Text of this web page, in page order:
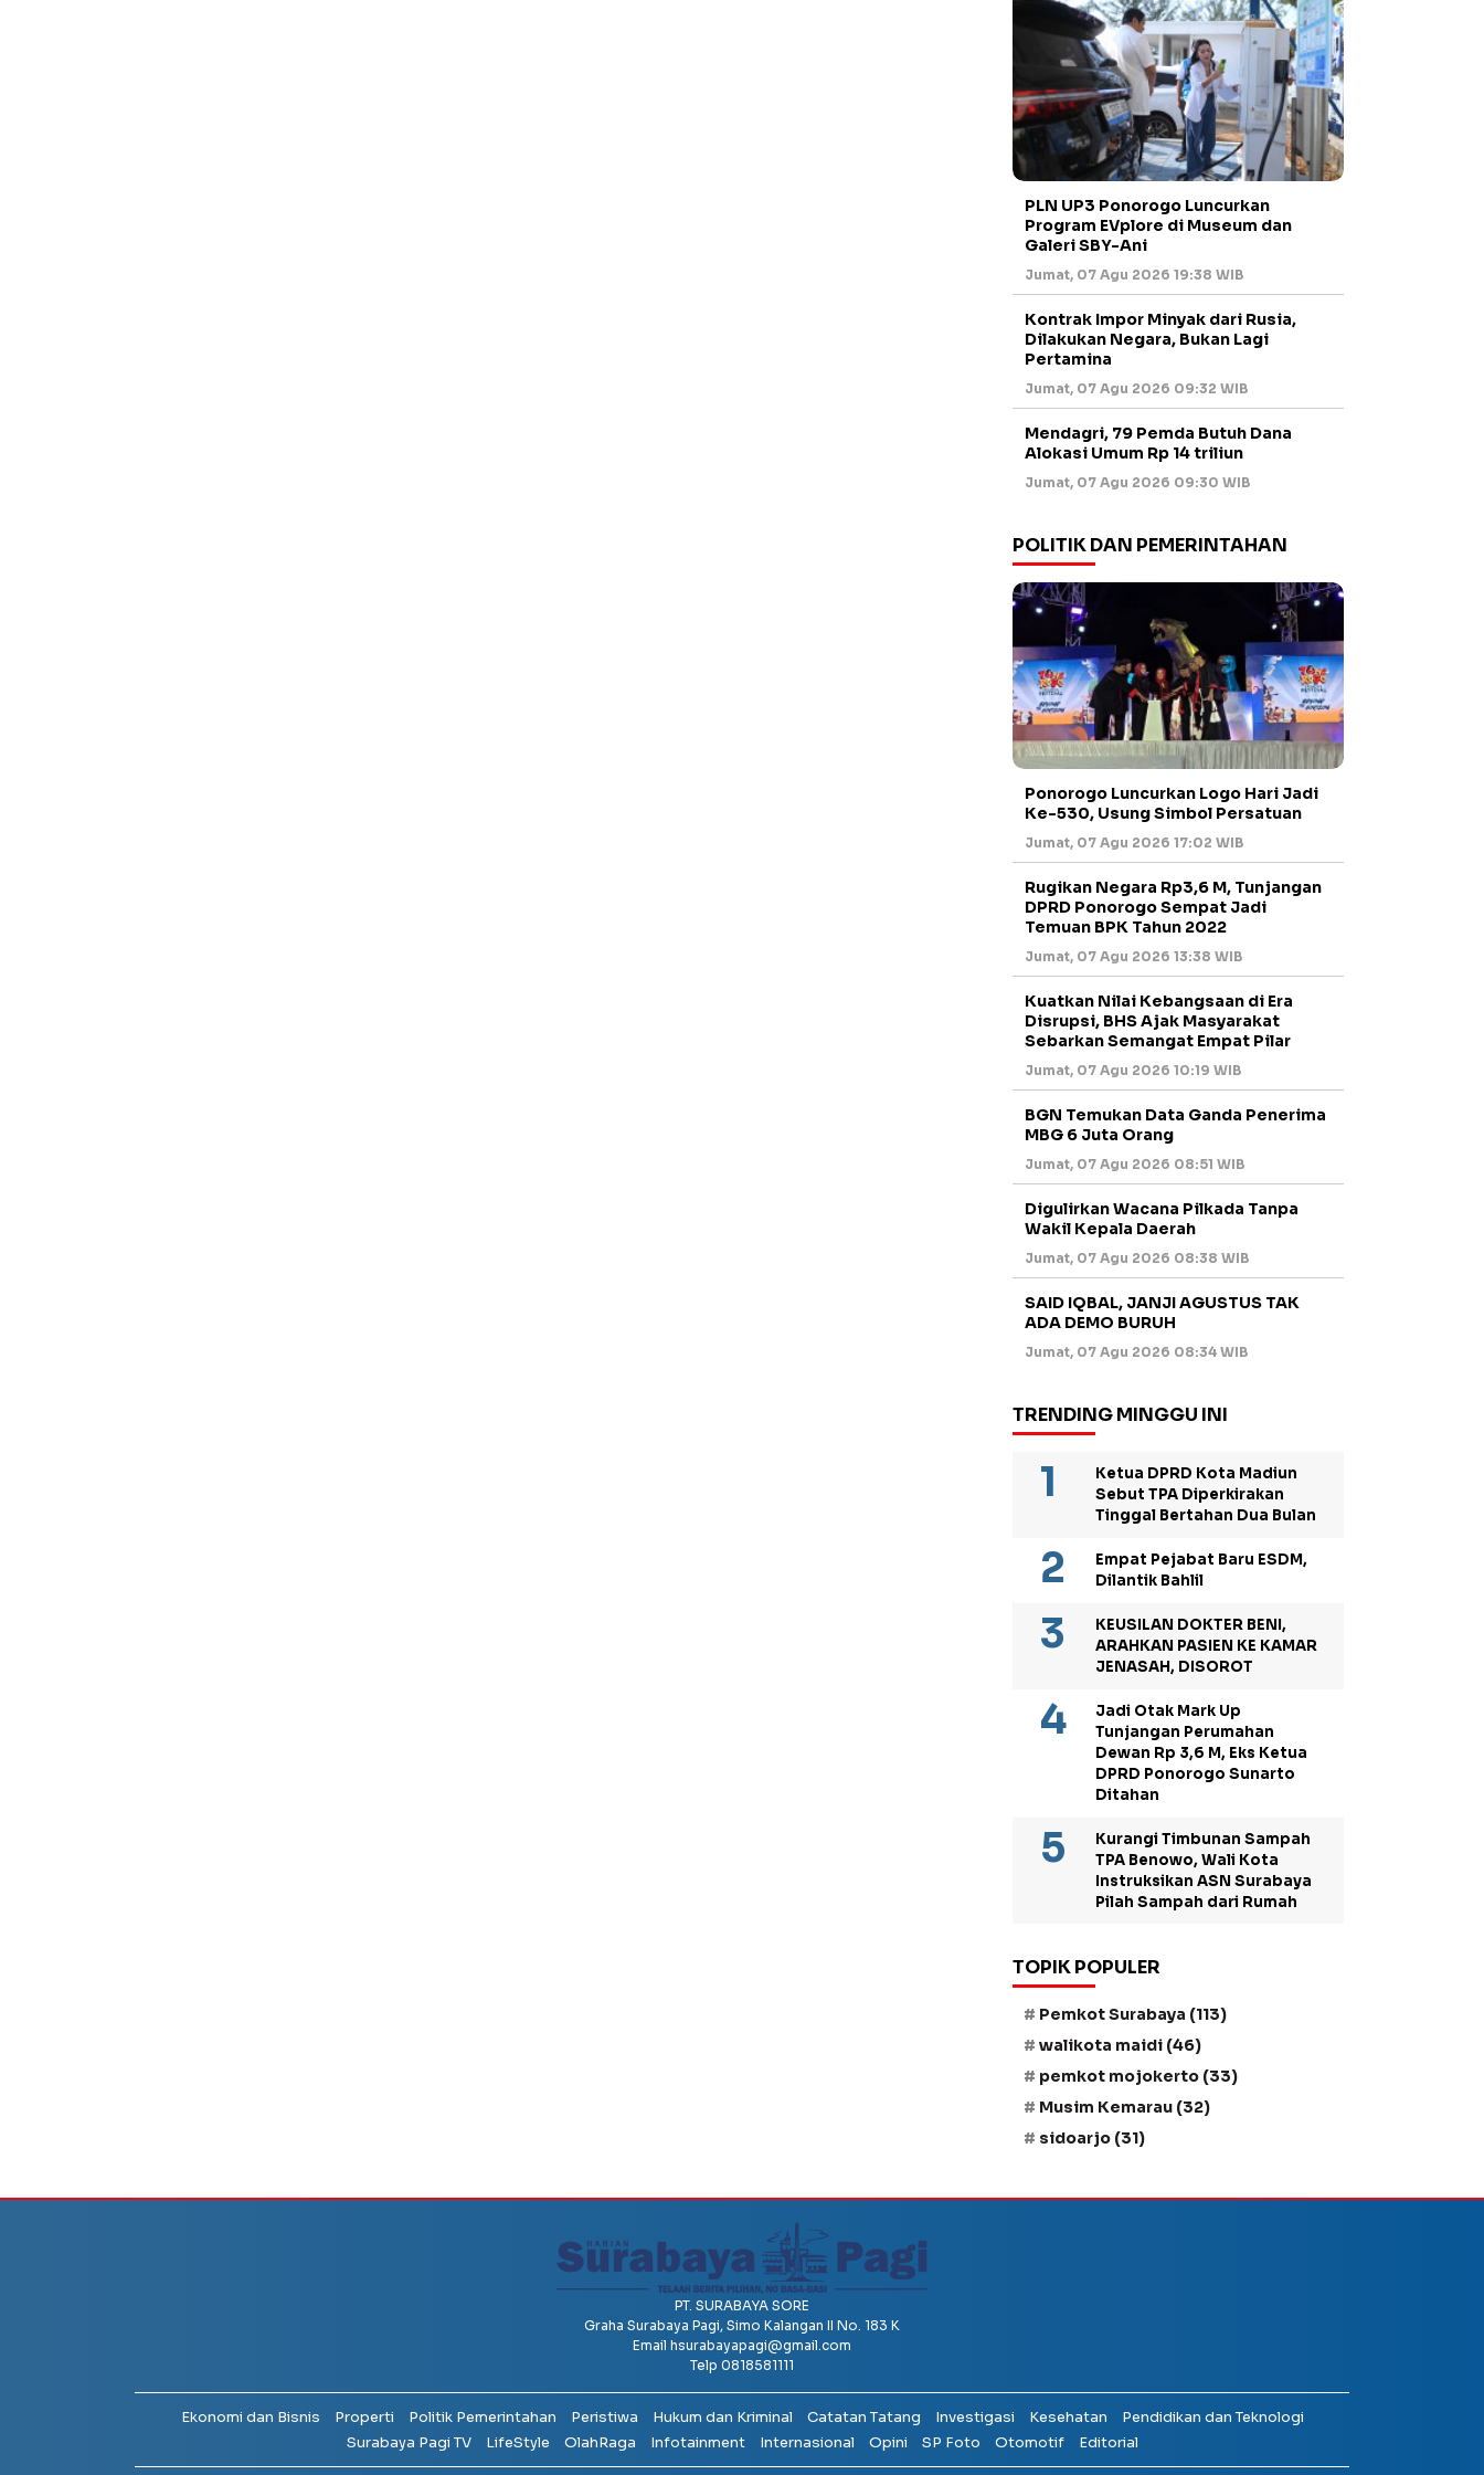
PLN UP3 Ponorogo Luncurkan
Program EVplore di Museum dan
Galeri SBY-Ani
Jumat, 07 Agu 2026 19:38 WIB
Kontrak Impor Minyak dari Rusia,
Dilakukan Negara, Bukan Lagi
Pertamina
Jumat, 07 Agu 2026 09:32 WIB
Mendagri, 79 Pemda Butuh Dana
Alokasi Umum Rp 14 triliun
Jumat, 07 Agu 2026 09:30 WIB
POLITIK DAN PEMERINTAHAN
Ponorogo Luncurkan Logo Hari Jadi
Ke-530, Usung Simbol Persatuan
Jumat, 07 Agu 2026 17:02 WIB
Rugikan Negara Rp3,6 M, Tunjangan
DPRD Ponorogo Sempat Jadi
Temuan BPK Tahun 2022
Jumat, 07 Agu 2026 13:38 WIB
Kuatkan Nilai Kebangsaan di Era
Disrupsi, BHS Ajak Masyarakat
Sebarkan Semangat Empat Pilar
Jumat, 07 Agu 2026 10:19 WIB
BGN Temukan Data Ganda Penerima
MBG 6 Juta Orang
Jumat, 07 Agu 2026 08:51 WIB
Digulirkan Wacana Pilkada Tanpa
Wakil Kepala Daerah
Jumat, 07 Agu 2026 08:38 WIB
SAID IQBAL, JANJI AGUSTUS TAK
ADA DEMO BURUH
Jumat, 07 Agu 2026 08:34 WIB
TRENDING MINGGU INI
Ketua DPRD Kota Madiun
Sebut TPA Diperkirakan
Tinggal Bertahan Dua Bulan
Empat Pejabat Baru ESDM,
Dilantik Bahlil
KEUSILAN DOKTER BENI,
ARAHKAN PASIEN KE KAMAR
JENASAH, DISOROT
Jadi Otak Mark Up
Tunjangan Perumahan
Dewan Rp 3,6 M, Eks Ketua
DPRD Ponorogo Sunarto
Ditahan
Kurangi Timbunan Sampah
TPA Benowo, Wali Kota
Instruksikan ASN Surabaya
Pilah Sampah dari Rumah
TOPIK POPULER
Pemkot Surabaya (113)
walikota maidi (46)
pemkot mojokerto (33)
Musim Kemarau (32)
sidoarjo (31)
PT. SURABAYA SORE
Graha Surabaya Pagi, Simo Kalangan II No. 183 K
Email hsurabayapagi@gmail.com
Telp 0818581111
Ekonomi dan Bisnis Properti Politik Pemerintahan Peristiwa Hukum dan Kriminal Catatan Tatang Investigasi Kesehatan
Pendidikan dan Teknologi
Surabaya Pagi TV
LifeStyle OlahRaga Infotainment Internasional Opini SP Foto Otomotif Editorial